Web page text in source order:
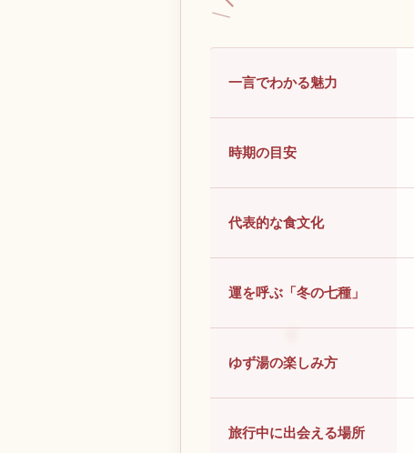
一言でわかる魅力
時期の目安
代表的な食文化
運を呼ぶ「冬の七種」
ゆず湯の楽しみ方
旅行中に出会える場所